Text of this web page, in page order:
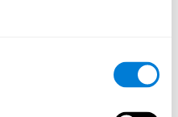
안을 생각해야 하거나 막다른
은 다음과 같습